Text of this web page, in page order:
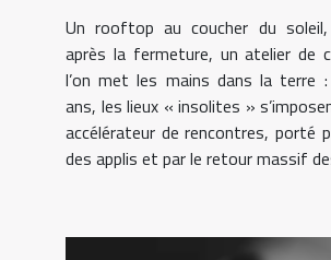
Un rooftop au coucher du soleil,
après la fermeture, un atelier de
l’on met les mains dans la terre :
ans, les lieux « insolites »
accélérateur de rencontres, porté
des applis et par le retour massif